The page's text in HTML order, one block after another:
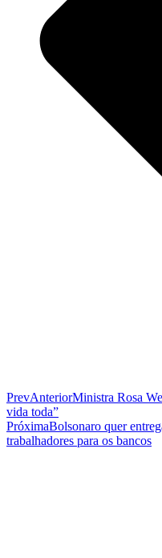
PrevAnteriorMinistra Rosa
vida toda”
PróximaBolsonaro quer
trabalhadores para os bancos